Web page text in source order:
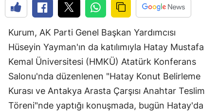
Kurum, AK Parti Genel Başkan Yardımcısı
Hüseyin Yayman'ın da katılımıyla Hatay Mustafa
Kemal Üniversitesi (HMKÜ) Atatürk Konferans
Salonu'nda düzenlenen "Hatay Konut Belirleme
Kurası ve Antakya Arasta Çarşısı Anahtar Teslim
Töreni"nde yaptığı konuşmada, bugün Hatay'da